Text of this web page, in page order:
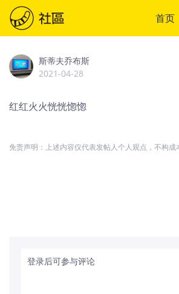
首页
斯蒂夫乔布斯
2021-04-28
红红火火恍恍惚惚
免责声明：上述内容仅代表发帖人个人观点，不构成
登录后可参与评论